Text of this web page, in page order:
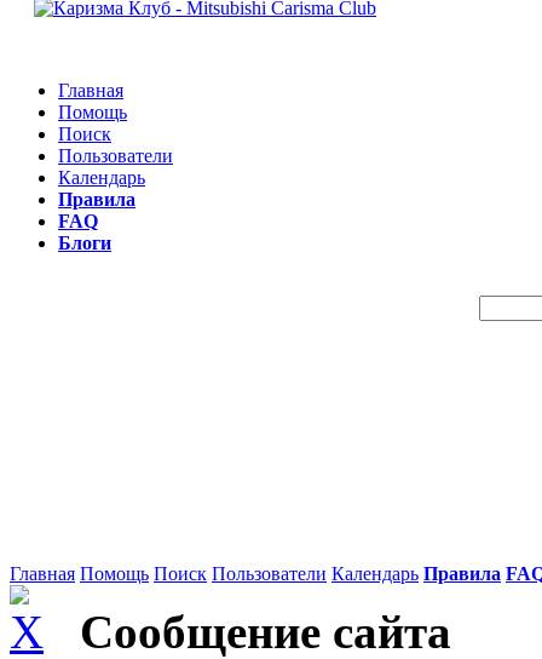
Главная
Помощь
Поиск
Пользователи
Календарь
Правила
FAQ
Блоги
Главная Помощь Поиск Пользователи Календарь Правила
Сообщение сайта